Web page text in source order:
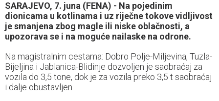
SARAJEVO, 7. juna (FENA) - Na pojedinim
dionicama u kotlinama i uz riječne tokove vidljivost
je smanjena zbog magle ili niske oblačnosti, a
upozorava se i na moguće nailaske na odrone.
Na magistralnim cestama: Dobro Polje-Miljevina, Tuzla-
Bijeljina i Jablanica-Blidinje dozvoljen je saobraćaj za
vozila do 3,5 tone, dok je za vozila preko 3,5 t saobraćaj
i dalje obustavljen.